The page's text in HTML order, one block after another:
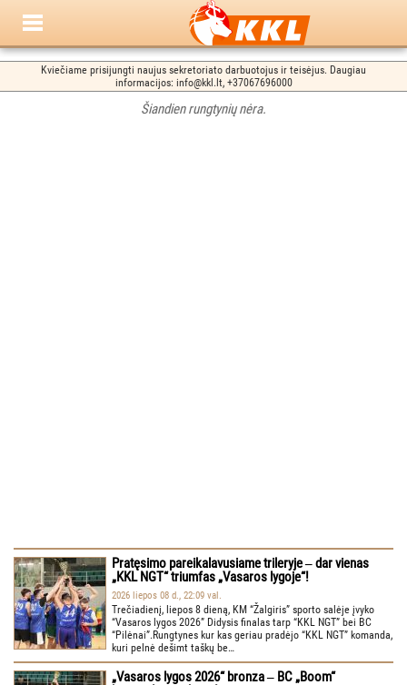
Kviečiame prisijungti naujus sekretoriato darbuotojus ir teisėjus. Daugiau
informacijos: info@kkl.lt, +37067696000
Šiandien rungtynių nėra.
Pratęsimo pareikalavusiame trileryje ‒ dar vienas
„KKL NGT“ triumfas „Vasaros lygoje“!
2026 liepos 08 d., 22:09 val.
Trečiadienį, liepos 8 dieną, KM “Žalgiris” sporto salėje įvyko
“Vasaros lygos 2026” Didysis finalas tarp “KKL NGT” bei BC
“Pilėnai”.Rungtynes kur kas geriau pradėjo “KKL NGT” komanda,
kuri pelnė dešimt taškų be…
„Vasaros lygos 2026“ bronza ‒ BC „Boom“